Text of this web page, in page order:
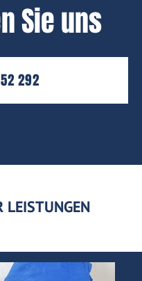
Sie uns
292
LEISTUNGEN